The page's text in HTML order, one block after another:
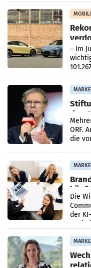
– Im
den
ORF.
die
Die
der